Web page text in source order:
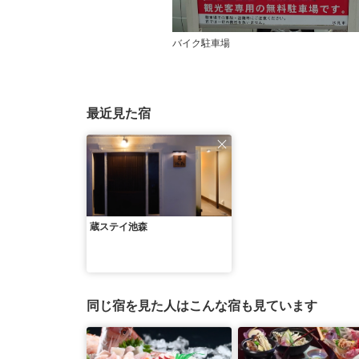
バイク駐車場
最近見た宿
蔵ステイ池森
同じ宿を見た人はこんな宿も見ています